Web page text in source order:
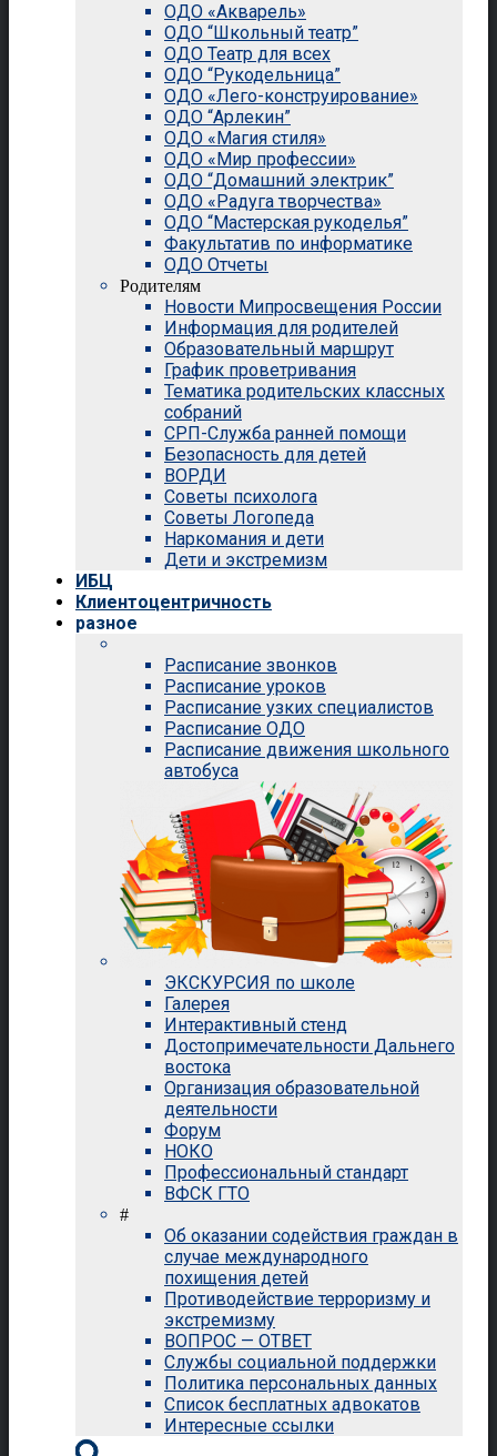
ОДО «Акварель»
ОДО “Школьный театр”
ОДО Театр для всех
ОДО “Рукодельница”
ОДО «Лего-конструирование»
ОДО “Арлекин”
ОДО «Магия стиля»
ОДО «Мир профессии»
ОДО “Домашний электрик”
ОДО «Радуга творчества»
ОДО “Мастерская рукоделья”
Факультатив по информатике
ОДО Отчеты
Родителям
Новости Мипросвещения России
Информация для родителей
Образовательный маршрут
График проветривания
Тематика родительских классных
собраний
СРП-Служба ранней помощи
Безопасность для детей
ВОРДИ
Советы психолога
Советы Логопеда
Наркомания и дети
Дети и экстремизм
ИБЦ
Клиентоцентричность
разное
Расписание звонков
Расписание уроков
Расписание узких специалистов
Расписание ОДО
Расписание движения школьного
автобуса
ЭКСКУРСИЯ по школе
Галерея
Интерактивный стенд
Достопримечательности Дальнего
востока
Организация образовательной
деятельности
Форум
НОКО
Профессиональный стандарт
ВФСК ГТО
#
Об оказании содействия граждан в
случае международного
похищения детей
Противодействие терроризму и
экстремизму
ВОПРОС — ОТВЕТ
Службы социальной поддержки
Политика персональных данных
Список бесплатных адвокатов
Интересные ссылки